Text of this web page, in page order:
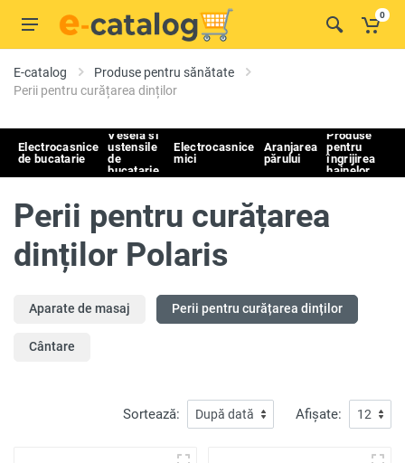
0
E-catalog
Produse pentru sănătate
Perii pentru curățarea dinților
Electrocasnice
de bucatarie
Vesela si
ustensile
de
bucatarie
Electrocasnice
mici
Aranjarea
părului
Produse
pentru
îngrijirea
hainelor
Perii pentru curățarea
dinților Polaris
Aparate de masaj Perii pentru curățarea dinților
Cântare
Sortează: Afișate: